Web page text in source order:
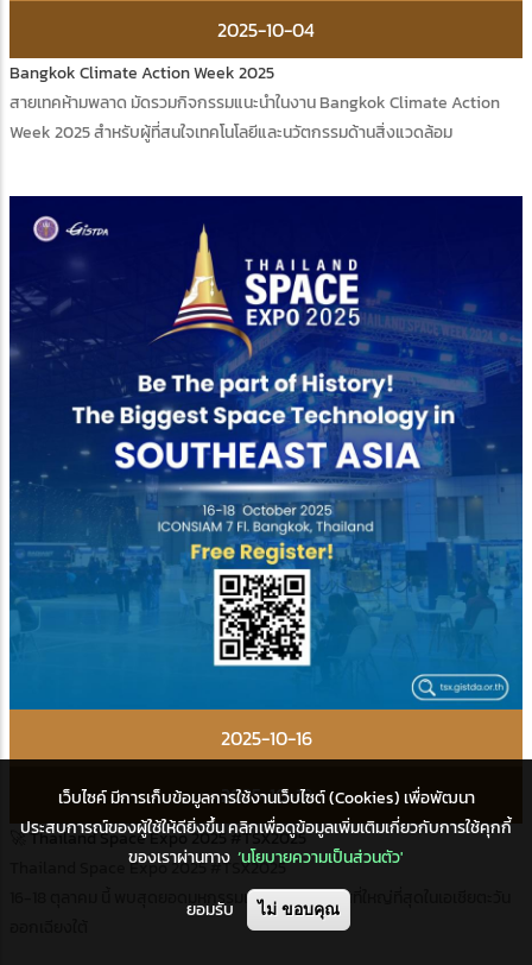
2025-10-04
Bangkok Climate Action Week 2025
สายเทคห้ามพลาด มัดรวมกิจกรรมแนะนำในงาน Bangkok Climate Action
Week 2025 สำหรับผู้ที่สนใจเทคโนโลยีและนวัตกรรมด้านสิ่งแวดล้อม
2025-10-16
2025-10-18
🚀 Thailand Space Expo 2025 #TSX2025
Thailand Space Expo 2025 #TSX2025
16-18 ตุลาคม นี้ พบสุดยอดมหกรรมเทคโนโลยีอวกาศที่ใหญ่ที่สุดในเอเชียตะวัน
เว็บไซค์ มีการเก็บข้อมูลการใช้งานเว็บไซต์ (Cookies) เพื่อพัฒนา
ประสบการณ์ของผู้ใช้ให้ดียิ่งขึ้น คลิกเพื่อดูข้อมูลเพิ่มเติมเกี่ยวกับการใช้คุกกี้
ของเราผ่านทาง ‘นโยบายความเป็นส่วนตัว'
ยอมรับ ไม่ ขอบคุณ